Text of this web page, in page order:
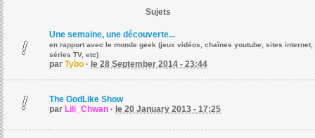
Sujets
Une semaine, une découverte...
en rapport avec le monde geek (jeux vidéos, chaînes youtube, sites internet,
séries TV, etc)
par Tybo · le 28 September 2014 - 23:44
The GodLike Show
par Lili_Chwan · le 20 January 2013 - 17:25